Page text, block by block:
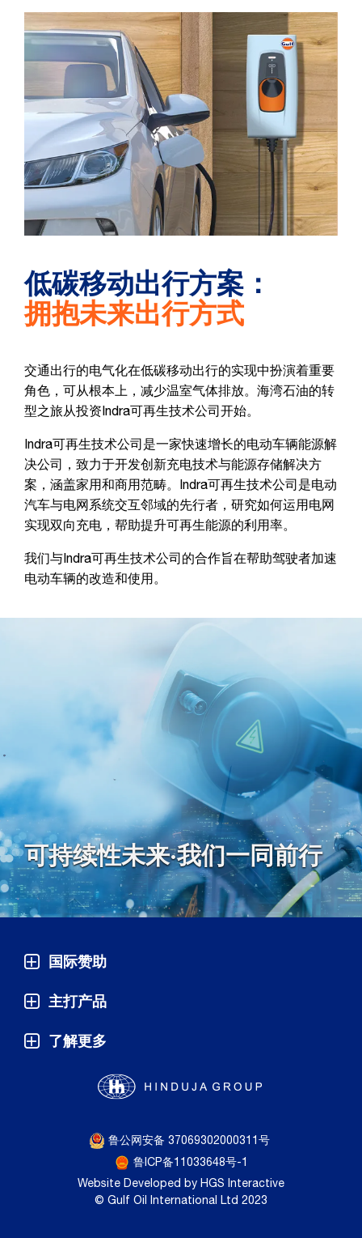
低碳移动出行方案：
拥抱未来出行方式
交通出行的电气化在低碳移动出行的实现中扮演着重要
角色，可从根本上，减少温室气体排放。海湾石油的转
型之旅从投资Indra可再生技术公司开始。
Indra可再生技术公司是一家快速增长的电动车辆能源解
决公司，致力于开发创新充电技术与能源存储解决方
案，涵盖家用和商用范畴。Indra可再生技术公司是电动
汽车与电网系统交互邻域的先行者，研究如何运用电网
实现双向充电，帮助提升可再生能源的利用率。
我们与Indra可再生技术公司的合作旨在帮助驾驶者加速
电动车辆的改造和使用。
可持续性未来·我们一同前行
国际赞助
主打产品
了解更多
鲁公网安备 37069302000311号
鲁ICP备11033648号-1
Website Developed by HGS Interactive
© Gulf Oil International Ltd 2023